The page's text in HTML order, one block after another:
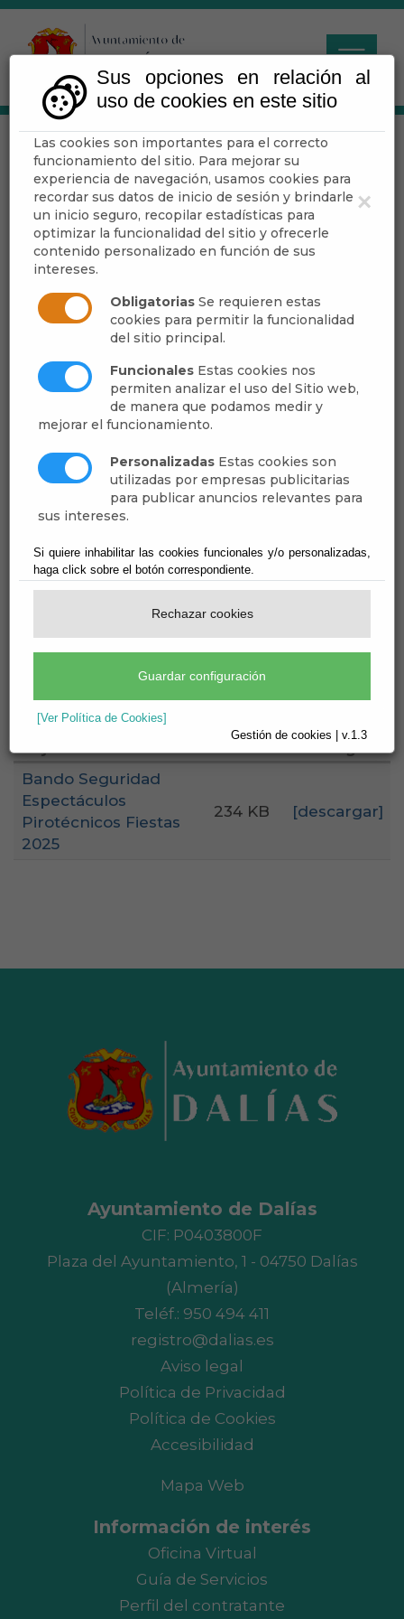
×
Sus opciones en relación al
uso de cookies en este sitio
Las cookies son importantes para el correcto
funcionamiento del sitio. Para mejorar su
experiencia de navegación, usamos cookies para
recordar sus datos de inicio de sesión y brindarle
un inicio seguro, recopilar estadísticas para
optimizar la funcionalidad del sitio y ofrecerle
contenido personalizado en función de sus
intereses.
Obligatorias Se requieren estas
cookies para permitir la funcionalidad
del sitio principal.
Funcionales Estas cookies nos
permiten analizar el uso del Sitio web,
de manera que podamos medir y
mejorar el funcionamiento.
Personalizadas Estas cookies son
utilizadas por empresas publicitarias
para publicar anuncios relevantes para
sus intereses.
Si quiere inhabilitar las cookies funcionales y/o personalizadas,
haga click sobre el botón correspondiente.
Rechazar cookies
Guardar configuración
[Ver Política de Cookies]
Gestión de cookies | v.1.3
Bando Seguridad
Espectáculos
Pirotécnicos Fiestas
2025
Bando Seguridad
Espectáculos
Pirotécnicos Fiestas
2025
Ayuntamiento de Dalías
Secretaría
[más información]
Adjunto Tamaño Descargar
Bando Seguridad
Espectáculos
Pirotécnicos Fiestas
2025
234 KB [descargar]
Ayuntamiento de Dalías
CIF: P0403800F
Plaza del Ayuntamiento, 1 - 04750 Dalías
(Almería)
Teléf.: 950 494 411
registro@dalias.es
Aviso legal
Política de Privacidad
Política de Cookies
Accesibilidad
Mapa Web
Información de interés
Oficina Virtual
Guía de Servicios
Perfil del contratante